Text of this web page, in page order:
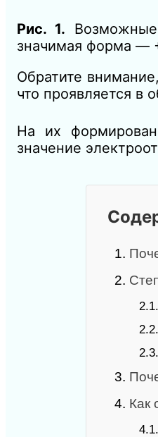
Рис. 1.
значимая форма —
Обратите
что проявляется в
На их
значение
1.
2.
2.1.
2.2.
2.3.
3.
4. Как
4.1.